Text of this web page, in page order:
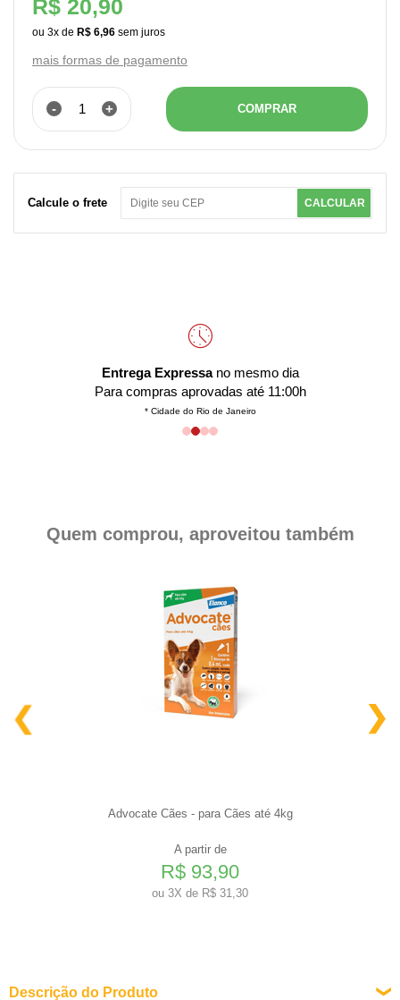
R$ 20,90
ou 3x de R$ 6,96
mais formas de pagamento
- + COMPRAR
Calcule o frete CALCULAR
Entrega Expressano mesmo dia
Para compras aprovadas até 11:00h
* Cidade do Rio de Janeiro
Quem comprou, aproveitou também
Advocate Cães - para Cães até 4kg
A partir de
R$ 93,90
ou 3X de R$ 31,30
Descrição do Produto